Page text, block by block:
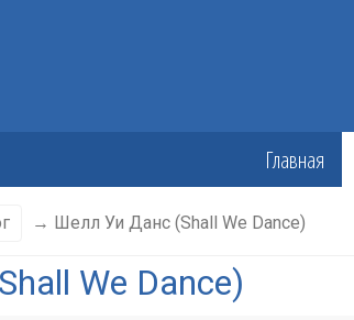
Главная
→ Шелл Уи Данс (Shall We Dance)
We Dance)